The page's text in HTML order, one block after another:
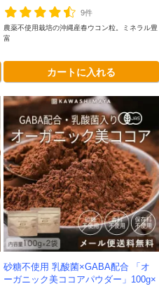
9件
農薬不使用栽培の沖縄産春ウコン粒。ミネラル豊
富
カートに入れる
砂糖不使用 乳酸菌×GABA配合 「オ
ーガニック美ココアパウダー」100g×